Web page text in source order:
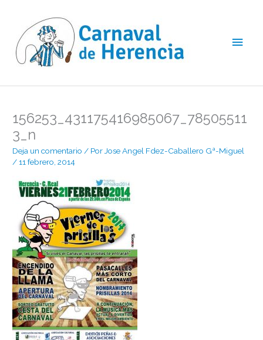
contenido
156253_431175416985067_78505511
3_n
Deja un comentario / PorJose Angel Fdez-Caballero Gª-Miguel
/11 febrero, 2014